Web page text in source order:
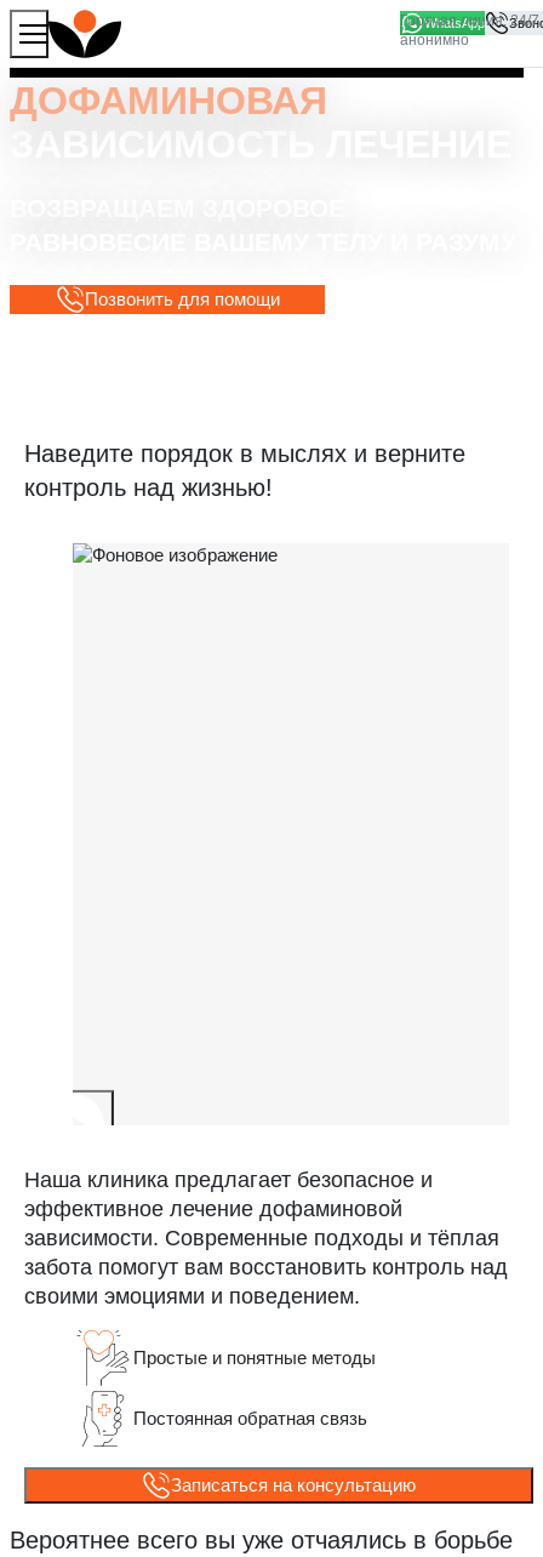
WhatsApp
ДОФАМИНОВАЯ
Позвонить для помощи
Наведите порядок в мыслях и верните
контроль над жизнью!
Наша клиника предлагает безопасное и
эффективное лечение дофаминовой
зависимости. Современные подходы и тёплая
забота помогут вам восстановить контроль над
своими эмоциями и поведением.
Простые и понятные методы
Постоянная обратная связь
Записаться на консультацию
Вероятнее всего вы уже отчаялись в борьбе
Продолжая работу с сайтом, вы соглашаетесь на то, что
мы используем файлы
Хорошо